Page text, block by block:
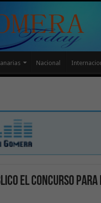
Nacional
el concurso